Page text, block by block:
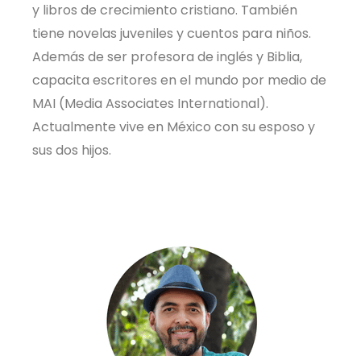
y libros de crecimiento cristiano. También
tiene novelas juveniles y cuentos para niños.
Además de ser profesora de inglés y Biblia,
capacita escritores en el mundo por medio de
MAI (Media Associates International).
Actualmente vive en México con su esposo y
sus dos hijos.